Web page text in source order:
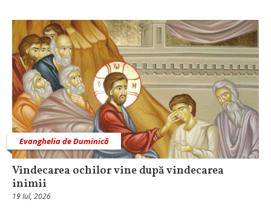
Evanghelia de Duminică
Vindecarea ochilor vine după vindecarea
inimii
19 Iul, 2026